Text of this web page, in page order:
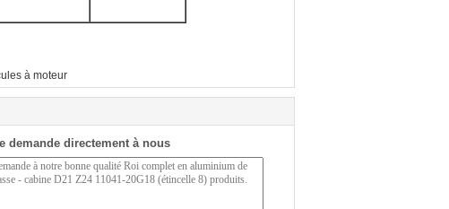
à moteur
demande directement à nous